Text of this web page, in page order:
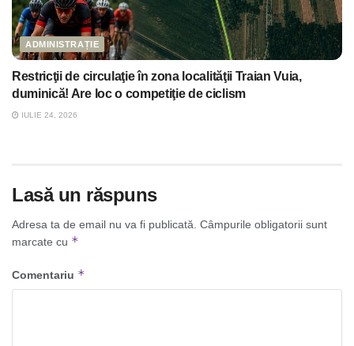
ADMINISTRAȚIE
Restricţii de circulaţie în zona localităţii Traian Vuia,
duminică! Are loc o competiţie de ciclism
IULIE 24, 2026
Lasă un răspuns
Adresa ta de email nu va fi publicată. Câmpurile obligatorii sunt
marcate cu *
Comentariu *